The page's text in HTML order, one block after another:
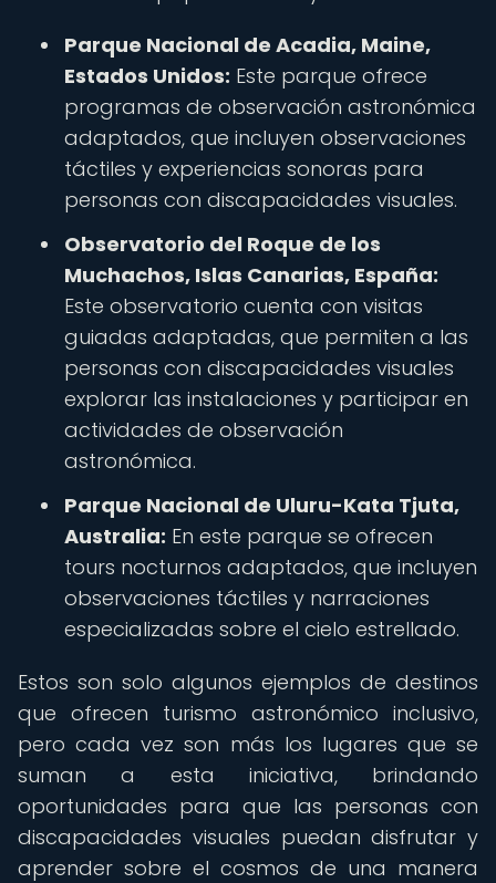
Parque Nacional de Acadia, Maine,
Estados Unidos: Este parque ofrece
programas de observación astronómica
adaptados, que incluyen observaciones
táctiles y experiencias sonoras para
personas con discapacidades visuales.
Observatorio del Roque de los
Muchachos, Islas Canarias, España:
Este observatorio cuenta con visitas
guiadas adaptadas, que permiten a las
personas con discapacidades visuales
explorar las instalaciones y participar en
actividades de observación
astronómica.
Parque Nacional de Uluru-Kata Tjuta,
Australia: En este parque se ofrecen
tours nocturnos adaptados, que incluyen
observaciones táctiles y narraciones
especializadas sobre el cielo estrellado.
Estos son solo algunos ejemplos de destinos
que ofrecen turismo astronómico inclusivo,
pero cada vez son más los lugares que se
suman a esta iniciativa, brindando
oportunidades para que las personas con
discapacidades visuales puedan disfrutar y
aprender sobre el cosmos de una manera